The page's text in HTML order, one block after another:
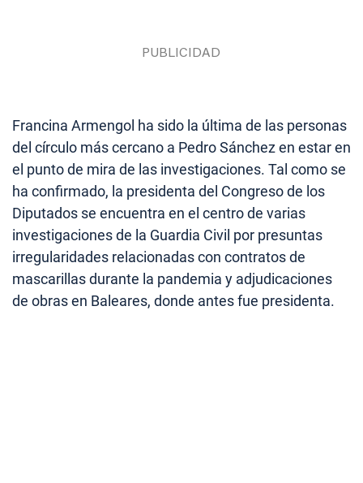
Francina Armengol ha sido la última de las personas
del círculo más cercano a Pedro Sánchez en estar en
el punto de mira de las investigaciones. Tal como se
ha confirmado, la presidenta del Congreso de los
Diputados se encuentra en el centro de varias
investigaciones de la Guardia Civil por presuntas
irregularidades relacionadas con contratos de
mascarillas durante la pandemia y adjudicaciones
de obras en Baleares, donde antes fue presidenta.